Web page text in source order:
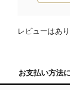
レビューはあり
お支払い方法